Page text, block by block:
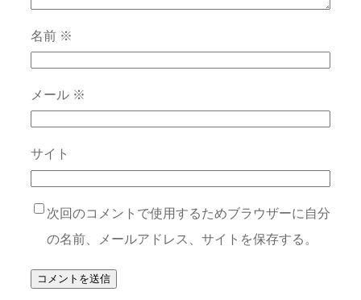
名前 ※
メール ※
サイト
次回のコメントで使用するためブラウザーに自分
の名前、メールアドレス、サイトを保存する。